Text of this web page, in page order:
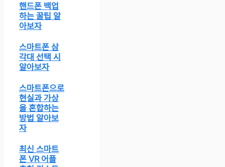
핸드폰 백업
하는 꿀팁 알
아보자
스마트폰 삼
각대 선택 시
알아보자
스마트폰으로
현실과 가상
을 혼합하는
방법 알아보
자
최신 스마트
폰 VR 어플